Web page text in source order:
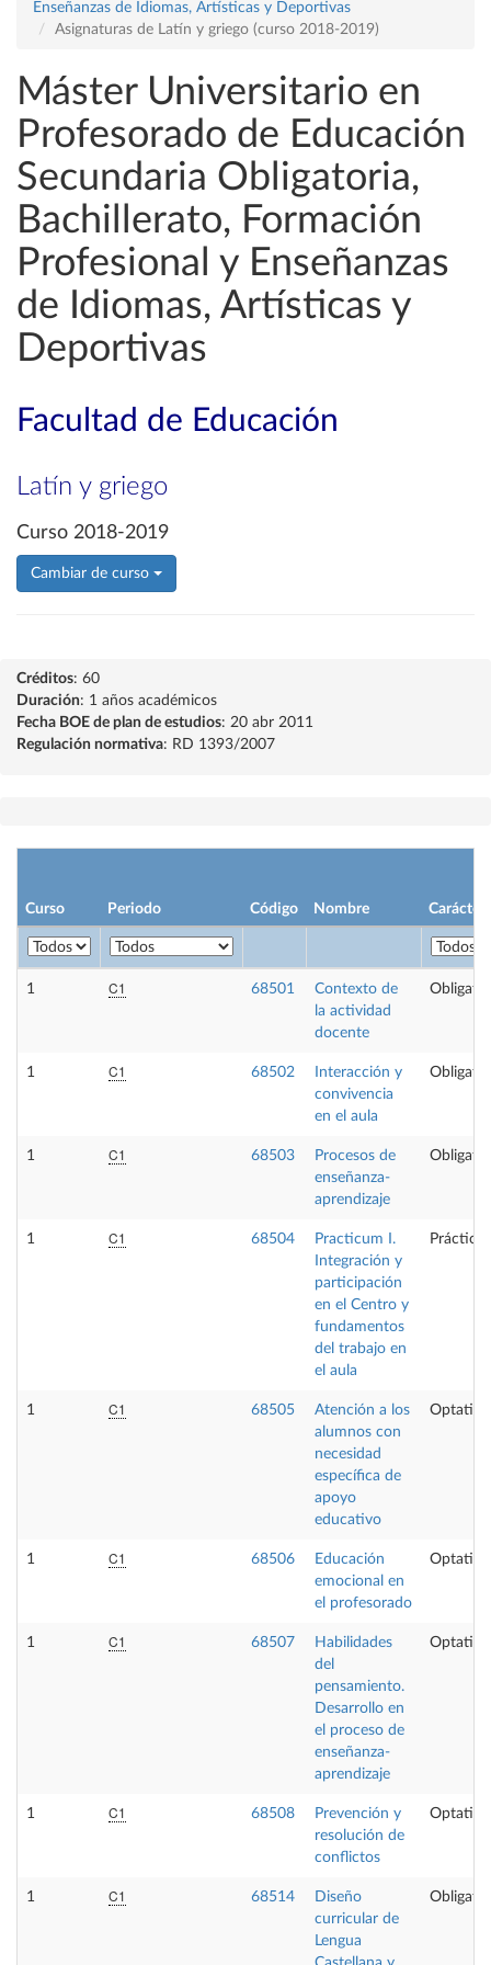
Enseñanzas de Idiomas, Artísticas y Deportivas
Asignaturas de Latín y griego (curso 2018-2019)
Máster Universitario en
Profesorado de Educación
Secundaria Obligatoria,
Bachillerato, Formación
Profesional y Enseñanzas
de Idiomas, Artísticas y
Deportivas
Facultad de Educación
Latín y griego
Curso 2018-2019
Cambiar de curso
Créditos: 60
Duración: 1 años académicos
Fecha BOE de plan de estudios: 20 abr 2011
Regulación normativa: RD 1393/2007
Curso Periodo Código Nombre Carácter
1 C1 68501
Contexto de
la actividad
docente
1 C1 68502
Interacción y
convivencia
en el aula
1 C1 68503
Procesos de
enseñanza-
aprendizaje
1 C1 68504
Practicum I.
Integración y
participación
en el Centro y
fundamentos
del trabajo en
el aula
1 C1 68505
Atención a los
alumnos con
necesidad
específica de
apoyo
educativo
Optativa
1 C1 68506
Educación
emocional en
el profesorado
Optativa
1 C1 68507
Habilidades
del
pensamiento.
Desarrollo en
el proceso de
enseñanza-
aprendizaje
Optativa
1 C1 68508
Prevención y
resolución de
conflictos
Optativa
1 C1 68514
Diseño
curricular de
Lengua